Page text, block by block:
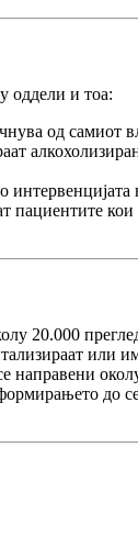
оддели и тоа:
од самиот
пациентите
20.000
или
направени
до